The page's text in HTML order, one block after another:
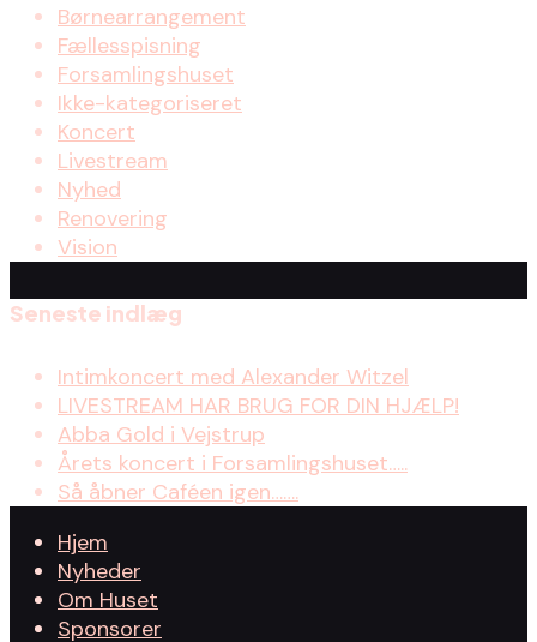
Børnearrangement
Fællesspisning
Forsamlingshuset
Ikke-kategoriseret
Koncert
Livestream
Nyhed
Renovering
Vision
Seneste indlæg
Intimkoncert med Alexander Witzel
LIVESTREAM HAR BRUG FOR DIN HJÆLP!
Abba Gold i Vejstrup
Årets koncert i Forsamlingshuset…..
Så åbner Caféen igen…….
Hjem
Nyheder
Om Huset
Sponsorer